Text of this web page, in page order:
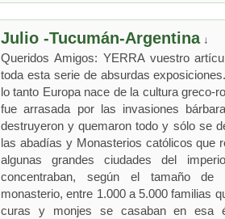
Julio -Tucumán-Argentina↓
Queridos Amigos: YERRA vuestro
toda esta serie de absurdas
lo tanto Europa nace de la cultura greco-
fue arrasada por las invasiones
destruyeron y quemaron todo y sólo se
las abadías y Monasterios católicos que
algunas grandes ciudades del
concentraban, según el tamaño
monasterio, entre 1.000 a 5.000 familias
curas y monjes se casaban en esa